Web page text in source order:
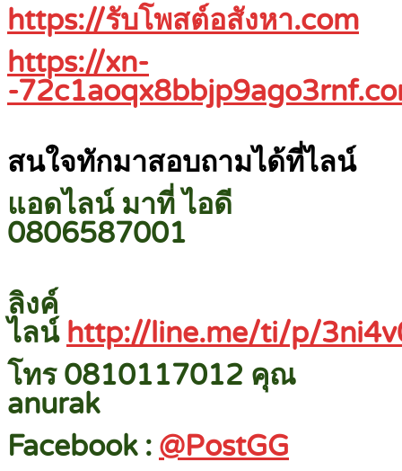
https://รับโพสต์อสังหา.com
https://xn-
-
สนใจทักมาสอบถามได้ที่ไลน์
แอดไลน์ มาที่ ไอดี
0806587001
ลิงค์
ไลน์ http://line.me/ti/p/
โทร 0810117012 คุณ
anurak
Facebook : @PostGG